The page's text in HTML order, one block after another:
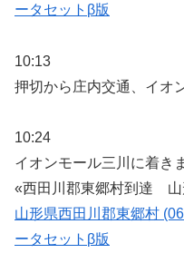
ータセットβ版
10:13
押切から庄内交通、イオ
10:24
イオンモール三川に着き
«西田川郡東郷村到達 山
山形県西田川郡東郷村
ータセットβ版